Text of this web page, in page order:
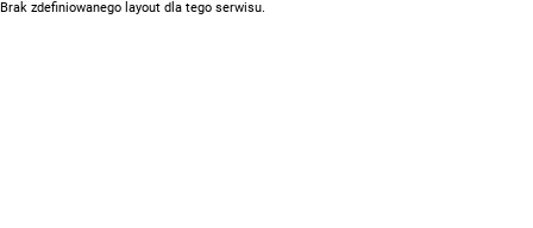
Brak zdefiniowanego layout dla tego serwisu.